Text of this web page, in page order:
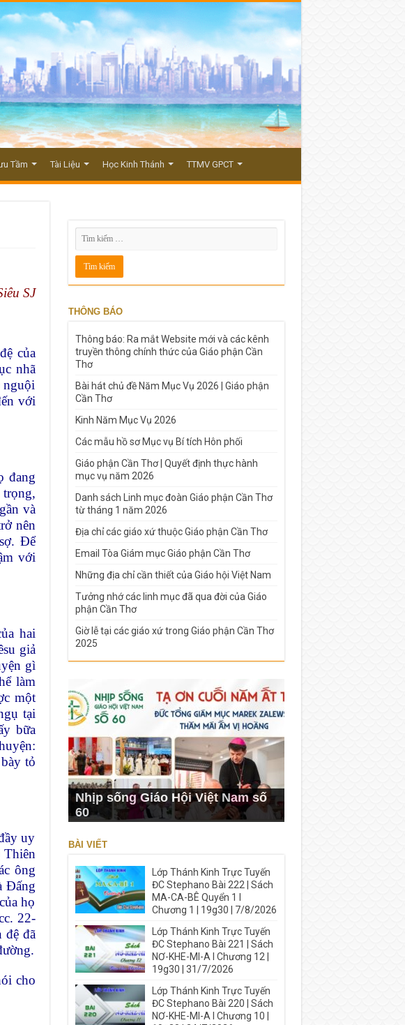
Tầm Tài Liệu Học Kinh Thánh TTMV GPCT
SJ
của
nhã
nguội
với
đang
trọng,
và
nên
Để
với
hai
giả
gì
làm
một
tại
bữa
tỏ
uy
ông
Đấng
họ
22-
đệ đã
cho
THÔNG BÁO
Thông báo: Ra mắt Website mới và các kênh
truyền thông chính thức của Giáo phận Cần
Thơ
Bài hát chủ đề Năm Mục Vụ 2026 | Giáo phận
Cần Thơ
Kinh Năm Mục Vụ 2026
Các mẫu hồ sơ Mục vụ Bí tích Hôn phối
Giáo phận Cần Thơ | Quyết định thực hành
mục vụ năm 2026
Danh sách Linh mục đoàn Giáo phận Cần Thơ
từ tháng 1 năm 2026
Địa chỉ các giáo xứ thuộc Giáo phận Cần Thơ
Email Tòa Giám mục Giáo phận Cần Thơ
Những địa chỉ cần thiết của Giáo hội Việt Nam
Tưởng nhớ các linh mục đã qua đời của Giáo
phận Cần Thơ
Giờ lễ tại các giáo xứ trong Giáo phận Cần Thơ
2025
Nhịp sống Giáo Hội Việt Nam số
60
BÀI VIẾT
Lớp Thánh Kinh Trực Tuyến
ĐC Stephano Bài 222 | Sách
MA-CA-BÊ Quyển 1 I
Chương 1 | 19g30 | 7/8/2026
Lớp Thánh Kinh Trực Tuyến
ĐC Stephano Bài 221 | Sách
NƠ-KHE-MI-A I Chương 12 |
19g30 | 31/7/2026
Lớp Thánh Kinh Trực Tuyến
ĐC Stephano Bài 220 | Sách
NƠ-KHE-MI-A I Chương 10 |